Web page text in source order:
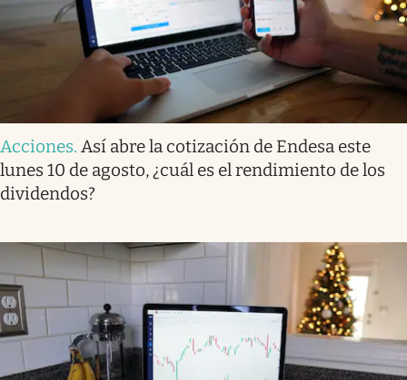
Acciones. Así abre la cotización de Endesa este
lunes 10 de agosto, ¿cuál es el rendimiento de los
dividendos?